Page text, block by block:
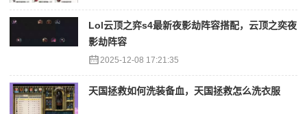
Lol云顶之弈s4最新夜影劫阵容搭配，云顶之奕夜
影劫阵容
2025-12-08 17:21:35
天国拯救如何洗装备血，天国拯救怎么洗衣服